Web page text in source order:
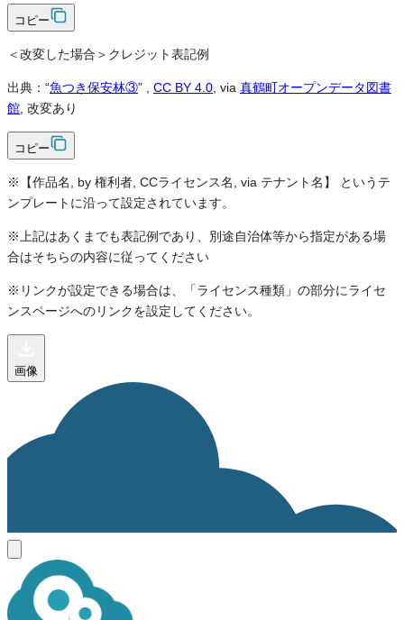
コピー
＜改変した場合＞クレジット表記例
出典：“魚つき保安林③” CC BY 4.0 , via 真鶴町オープンデータ図書
館 , 改変あり
コピー
※【作品名, by 権利者, CCライセンス名, via テナント名】 というテ
ンプレートに沿って設定されています。
※上記はあくまでも表記例であり、別途自治体等から指定がある場
合はそちらの内容に従ってください
※リンクが設定できる場合は、「ライセンス種類」の部分にライセ
ンスページへのリンクを設定してください。
画像